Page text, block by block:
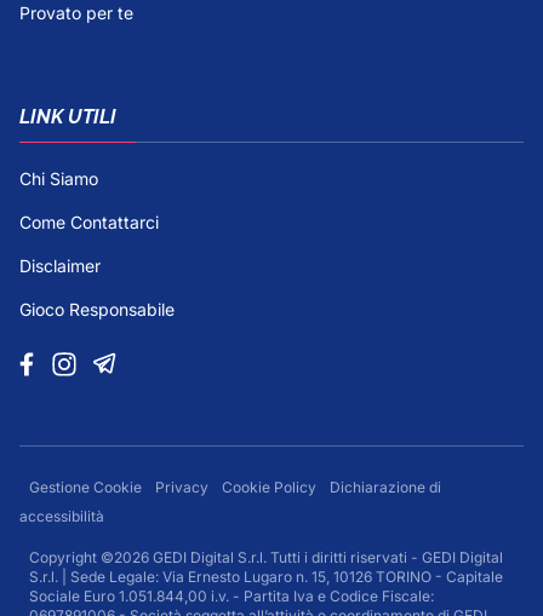
Provato per te
LINK UTILI
Chi Siamo
Come Contattarci
Disclaimer
Gioco Responsabile
Gestione Cookie Privacy Cookie Policy
Dichiarazione di
accessibilità
Copyright ©2026 GEDI Digital S.r.l. Tutti i diritti riservati - GEDI Digital
S.r.l. | Sede Legale: Via Ernesto Lugaro n. 15, 10126 TORINO - Capitale
Sociale Euro 1.051.844,00 i.v. - Partita Iva e Codice Fiscale: